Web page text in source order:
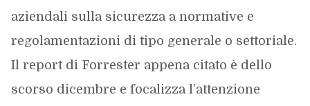
aziendali sulla sicurezza a normative e
regolamentazioni di tipo generale o settoriale.
Il report di Forrester appena citato è dello
scorso dicembre e focalizza l’attenzione